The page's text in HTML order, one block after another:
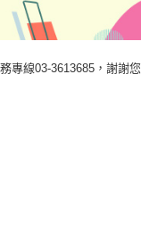
專線03-3613685，謝謝您